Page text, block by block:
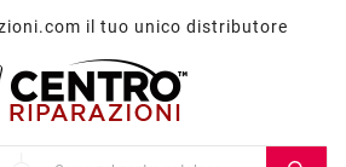
il tuo unico distributore